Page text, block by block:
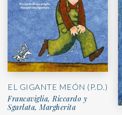
EL GIGANTE MEÓN (P.D.)
Francaviglia, Riccardo y
Sgarlata, Margherita